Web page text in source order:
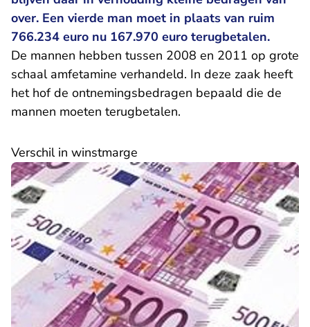
over. Een vierde man moet in plaats van ruim
766.234 euro nu 167.970 euro terugbetalen.
De mannen hebben tussen 2008 en 2011 op grote
schaal amfetamine verhandeld. In deze zaak heeft
het hof de ontnemingsbedragen bepaald die de
mannen moeten terugbetalen.
Verschil in winstmarge